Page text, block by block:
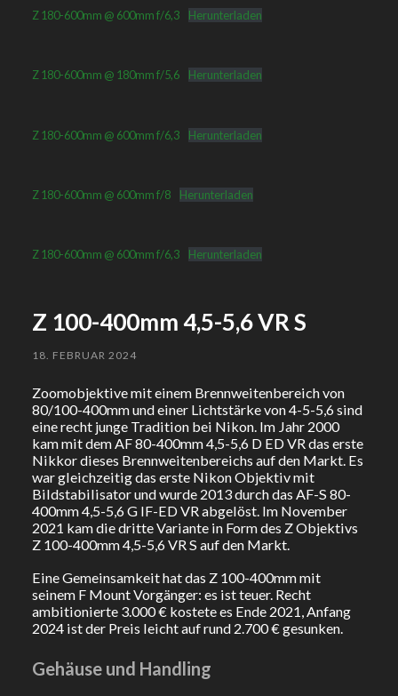
Z 180-600mm @ 600mm f/6,3 Herunterladen
Z 180-600mm @ 180mm f/5,6 Herunterladen
Z 180-600mm @ 600mm f/6,3 Herunterladen
Z 180-600mm @ 600mm f/8 Herunterladen
Z 180-600mm @ 600mm f/6,3 Herunterladen
Z 100-400mm 4,5-5,6 VR S
18. FEBRUAR 2024
Zoomobjektive mit einem Brennweitenbereich von
80/100-400mm und einer Lichtstärke von 4-5-5,6 sind
eine recht junge Tradition bei Nikon. Im Jahr 2000
kam mit dem AF 80-400mm 4,5-5,6 D ED VR das erste
Nikkor dieses Brennweitenbereichs auf den Markt. Es
war gleichzeitig das erste Nikon Objektiv mit
Bildstabilisator und wurde 2013 durch das AF-S 80-
400mm 4,5-5,6 G IF-ED VR abgelöst. Im November
2021 kam die dritte Variante in Form des Z Objektivs
Z 100-400mm 4,5-5,6 VR S auf den Markt.
Eine Gemeinsamkeit hat das Z 100-400mm mit
seinem F Mount Vorgänger: es ist teuer. Recht
ambitionierte 3.000 € kostete es Ende 2021, Anfang
2024 ist der Preis leicht auf rund 2.700 € gesunken.
Gehäuse und Handling